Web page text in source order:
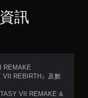
5
訊
REMAKE
VII REBIRTH』及數
VII REMAKE &